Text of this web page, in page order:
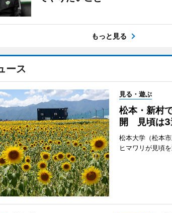
もっと見る
ース
見る・遊ぶ
松本・新村
開 見頃は3
松本大学（松本
ヒマワリが見頃を